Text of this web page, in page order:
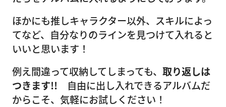
ほかにも推しキャラクター以外、スキルによっ
てなど、自分なりのラインを見つけて入れると
いいと思います！
例え間違って収納してしまっても、 取り返しは
つきます!!
自由に出し入れできるアルバムだ
からこそ、気軽にお試しください！